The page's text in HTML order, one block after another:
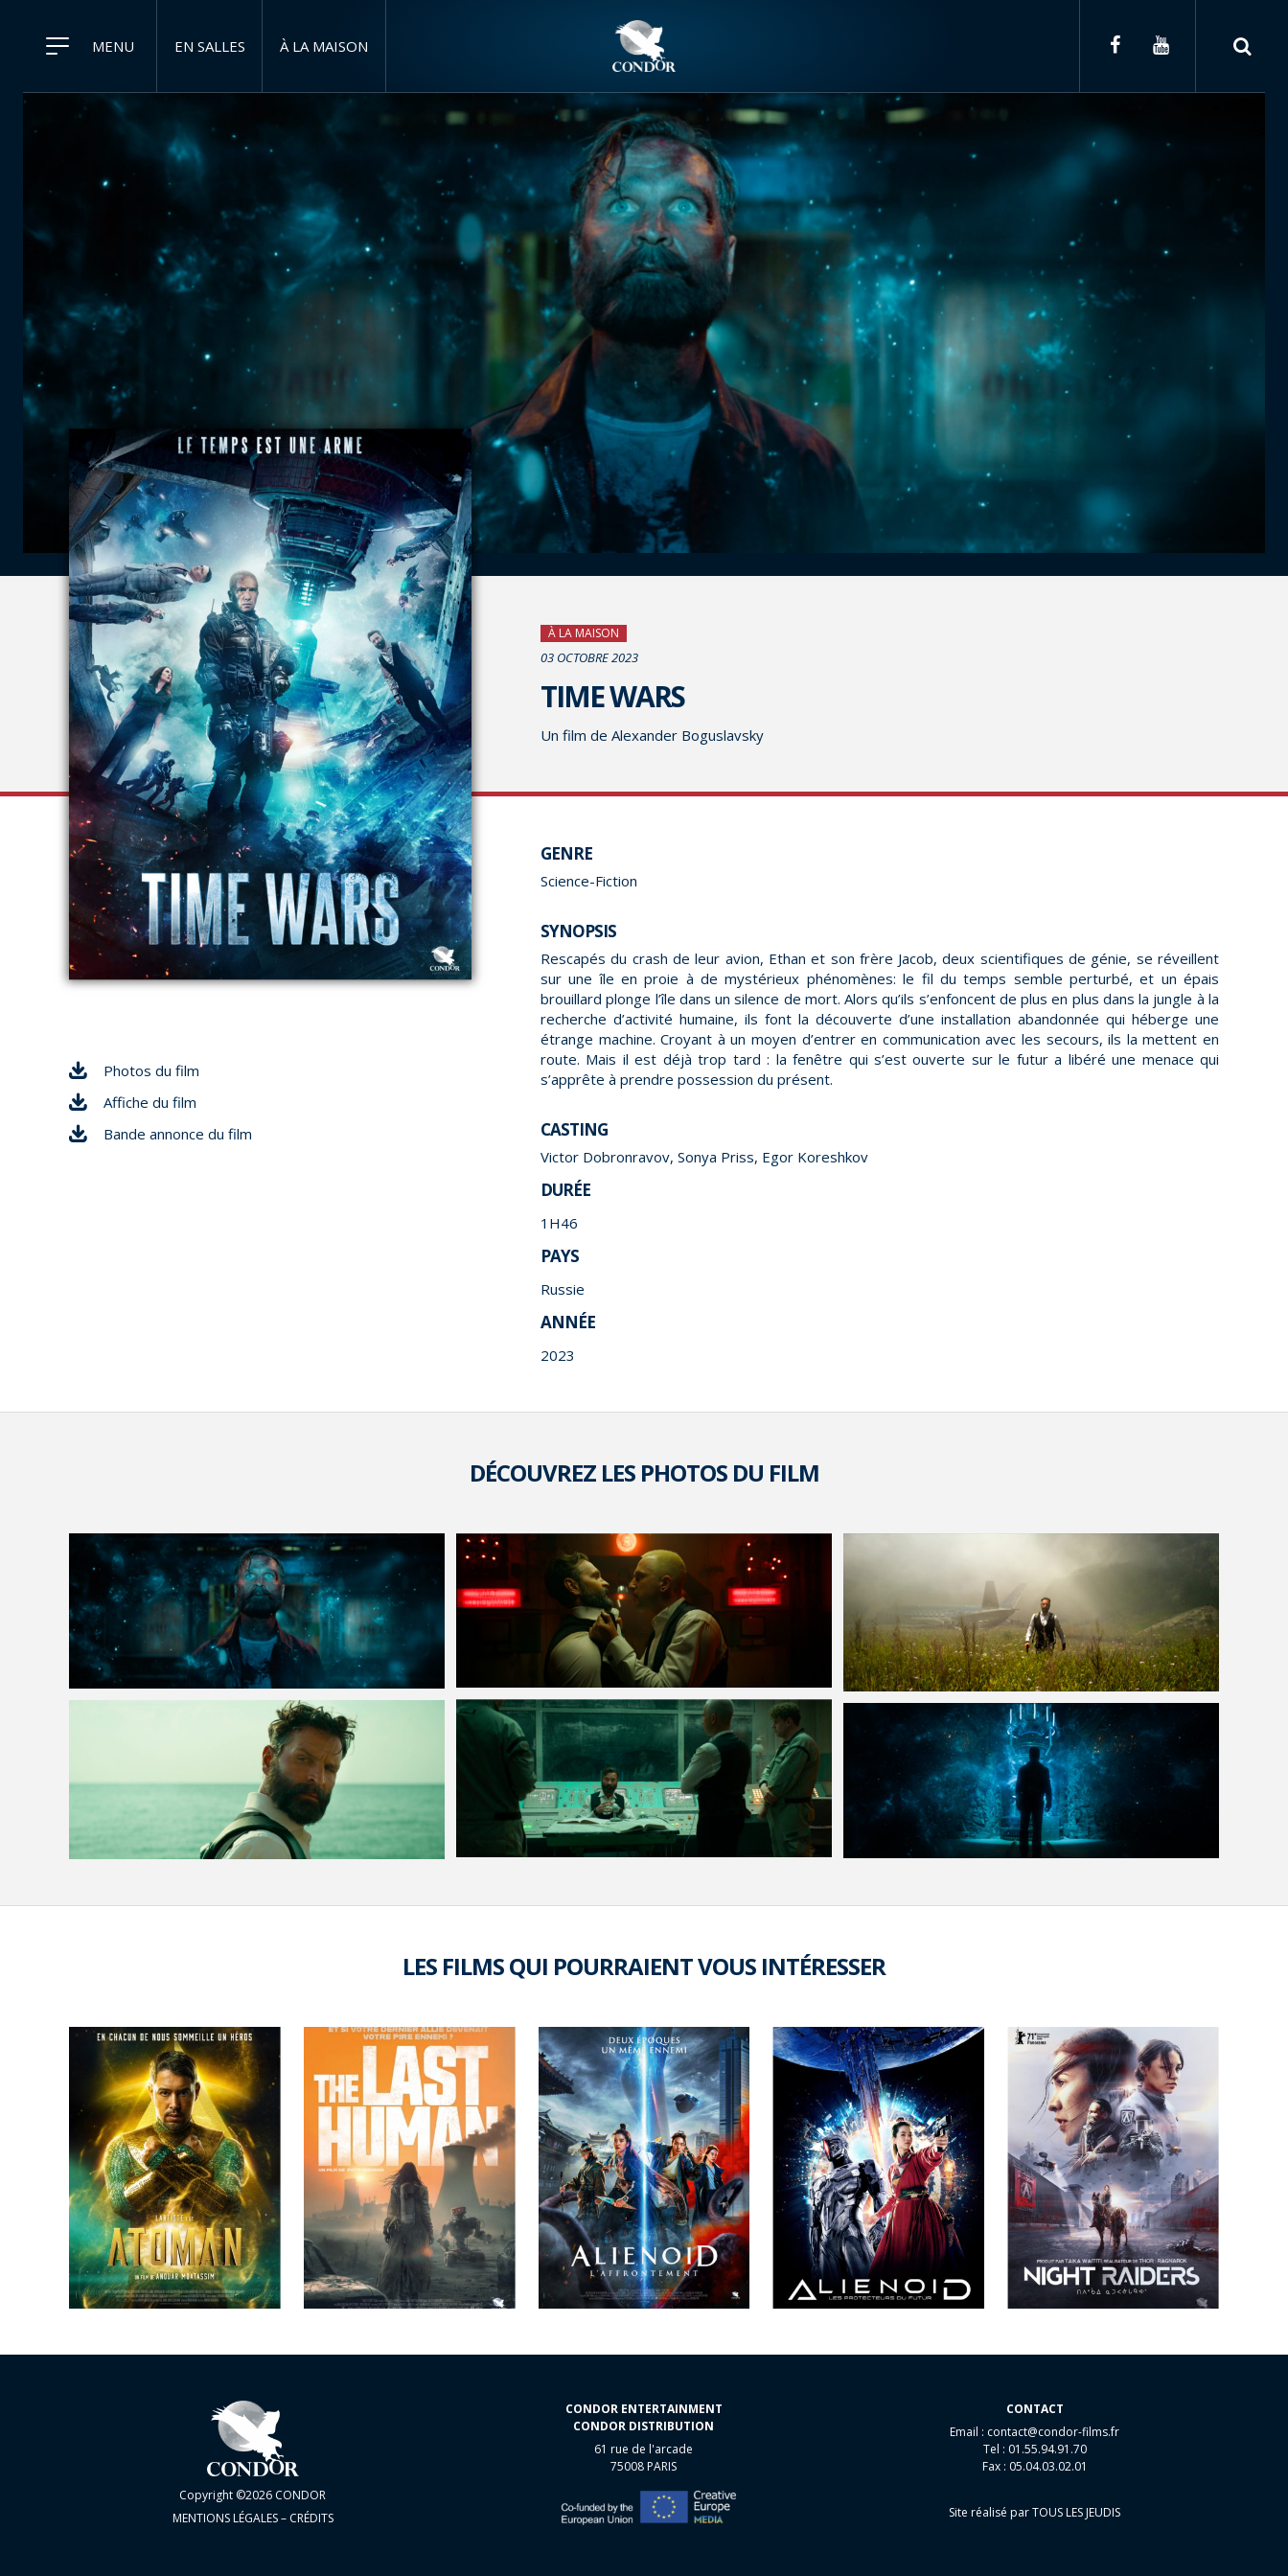
MENU EN SALLES À LA MAISON
À LA MAISON
03 OCTOBRE 2023
TIME WARS
Un film de Alexander Boguslavsky
Photos du film
Affiche du film
Bande annonce du film
GENRE
Science-Fiction
SYNOPSIS
Rescapés du crash de leur avion, Ethan et son frère Jacob, deux scientifiques de génie, se réveillent
sur une île en proie à de mystérieux phénomènes: le fil du temps semble perturbé, et un épais
brouillard plonge l’île dans un silence de mort. Alors qu’ils s’enfoncent de plus en plus dans la jungle à la
recherche d’activité humaine, ils font la découverte d’une installation abandonnée qui héberge une
étrange machine. Croyant à un moyen d’entrer en communication avec les secours, ils la mettent en
route. Mais il est déjà trop tard : la fenêtre qui s’est ouverte sur le futur a libéré une menace qui
s’apprête à prendre possession du présent.
CASTING
Victor Dobronravov, Sonya Priss, Egor Koreshkov
DURÉE
1H46
PAYS
Russie
ANNÉE
2023
DÉCOUVREZ LES PHOTOS DU FILM
VOIR LA PHOTO EN GRAND FORMAT VOIR LA PHOTO EN GRAND FORMAT VOIR LA PHOTO EN GRAND FORMAT
VOIR LA PHOTO EN GRAND FORMAT
VOIR LA PHOTO EN GRAND FORMAT VOIR LA PHOTO EN GRAND FORMAT
LES FILMS QUI POURRAIENT VOUS INTÉRESSER
Copyright ©2026 CONDOR
MENTIONS LÉGALES – CRÉDITS
CONDOR ENTERTAINMENT
CONDOR DISTRIBUTION
61 rue de l'arcade
75008 PARIS
CONTACT
Email : contact@condor-films.fr
Tel : 01.55.94.91.70
Fax : 05.04.03.02.01
Site réalisé par TOUS LES JEUDIS